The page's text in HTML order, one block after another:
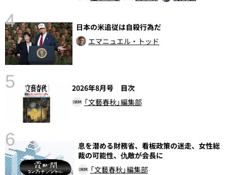
4
日本の米追従は自殺行為だ
エマニュエル・トッド
5
2026年8月号 目次
「文藝春秋」編集部
6
息を潜める財務省、看板政策の迷走、女性総
裁の可能性、仇敵が会長に
「文藝春秋」編集部